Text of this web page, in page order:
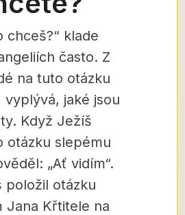
chceš?“ klade
často. Z
na tuto otázku
vyplývá, jaké jsou
Když Ježíš
otázku slepému
„Ať vidím“.
položil otázku
Jana Křtitele na